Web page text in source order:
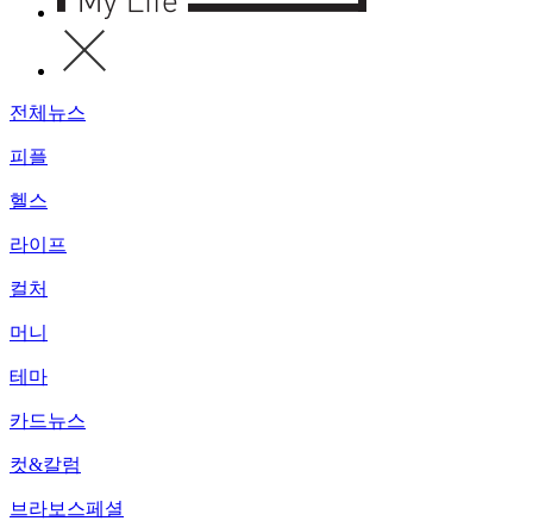
전체뉴스
피플
헬스
라이프
컬처
머니
테마
카드뉴스
컷&칼럼
브라보스페셜